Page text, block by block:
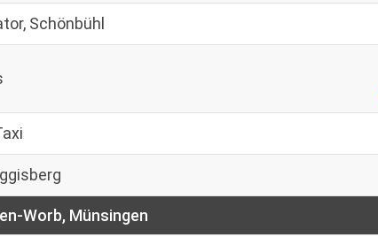
Schönbühl
Worb, Münsingen